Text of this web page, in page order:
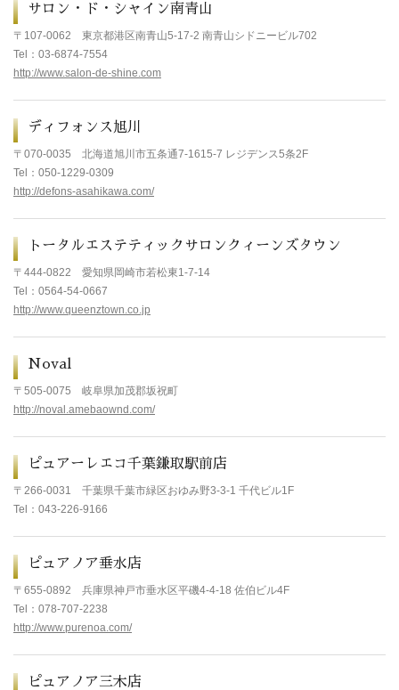
サロン・ド・シャイン南青山
〒107-0062 東京都港区南青山5-17-2 南青山シドニービル702
Tel
：03-6874-7554
http://www.salon-de-shine.com
ディフォンス旭川
〒070-0035 北海道旭川市五条通7-1615-7 レジデンス5条2F
Tel
：050-1229-0309
http://defons-asahikawa.com/
トータルエステティックサロンクィーンズタウン
〒444-0822 愛知県岡崎市若松東1-7-14
Tel：0564-54-0667
http://www.queenztown.co.jp
Noval
〒505-0075 岐阜県加茂郡坂祝町
http://noval.amebaownd.com/
ピュアーレエコ千葉鎌取駅前店
〒266-0031 千葉県千葉市緑区おゆみ野3-3-1 千代ビル1F
Tel
：043-226-9166
ピュアノア垂水店
〒655-0892 兵庫県神戸市垂水区平磯4-4-18 佐伯ビル4F
Tel
：078-707-2238
http://www.purenoa.com/
ピュアノア三木店